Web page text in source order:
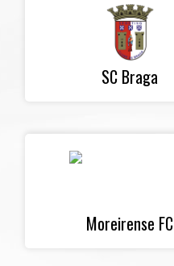
SC Braga
Moreirense FC